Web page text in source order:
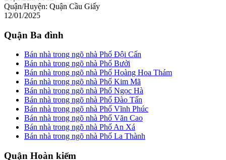
Quận/Huyện: Quận Cầu Giấy
12/01/2025
Quận Ba đình
Bán nhà trong ngõ nhà Phố Đội Cấn
Bán nhà trong ngõ nhà Phố Bưởi
Bán nhà trong ngõ nhà Phố Hoàng Hoa Thám
Bán nhà trong ngõ nhà Phố Kim Mã
Bán nhà trong ngõ nhà Phố Ngọc Hà
Bán nhà trong ngõ nhà Phố Đào Tấn
Bán nhà trong ngõ nhà Phố Vĩnh Phúc
Bán nhà trong ngõ nhà Phố Văn Cao
Bán nhà trong ngõ nhà Phố An Xá
Bán nhà trong ngõ nhà Phố La Thành
Quận Hoàn kiếm